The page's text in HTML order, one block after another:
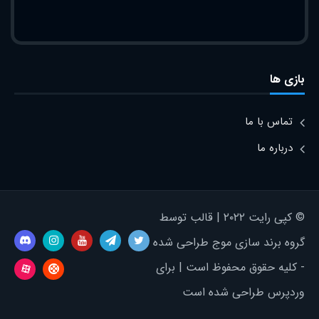
بازی ها
تماس با ما
درباره ما
© کپی رایت ۲۰۲۲ | قالب توسط
گروه برند سازی موج طراحی شده
- کلیه حقوق محفوظ است | برای
وردپرس طراحی شده است